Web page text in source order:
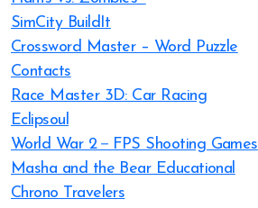
SimCity BuildIt
Crossword Master – Word Puzzle
Contacts
Race Master 3D: Car Racing
Eclipsoul
World War 2－FPS Shooting Games
Masha and the Bear Educational
Chrono Travelers